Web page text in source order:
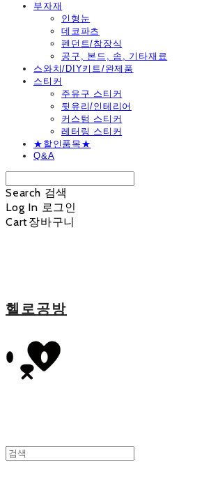
부자재
인형눈
데코파츠
펜던트/참장식
공구, 본드, 솜, 기타재료
스와치/DIY키트/완제품
스티커
주유구 스티커
뒷유리/인테리어
커스텀 스티커
레터링 스티커
★할인품목★
Q&A
Search 검색
Log In 로그인
Cart장바구니
헬로공방